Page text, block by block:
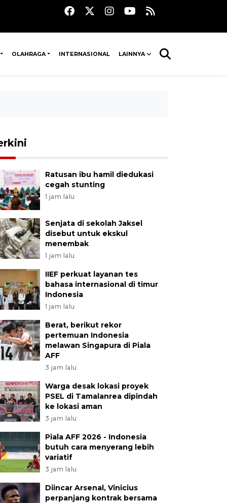
OLAHRAGA INTERNASIONAL LAINNYA
Ratusan ibu hamil diedukasi
cegah stunting
1 jam lalu
Senjata di sekolah Jaksel
disebut untuk ekskul
menembak
1 jam lalu
IIEF perkuat layanan tes
bahasa internasional di timur
Indonesia
1 jam lalu
Berat, berikut rekor
pertemuan Indonesia
melawan Singapura di Piala
AFF
3 jam lalu
Warga desak lokasi proyek
PSEL di Tamalanrea dipindah
ke lokasi aman
3 jam lalu
Piala AFF 2026 - Indonesia
butuh cara menyerang lebih
variatif
3 jam lalu
Diincar Arsenal, Vinicius
perpanjang kontrak bersama